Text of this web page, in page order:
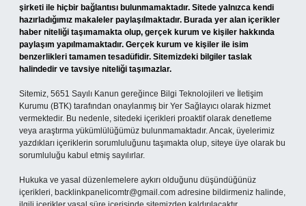
şirketi ile hiçbir bağlantısı bulunmamaktadır. Sitede yalnızca kendi
hazırladığımız makaleler paylaşılmaktadır. Burada yer alan içerikler
haber niteliği taşımamakta olup, gerçek kurum ve kişiler hakkında
paylaşım yapılmamaktadır. Gerçek kurum ve kişiler ile isim
benzerlikleri tamamen tesadüfidir. Sitemizdeki bilgiler taslak
halindedir ve tavsiye niteliği taşımazlar.
Sitemiz, 5651 Sayılı Kanun gereğince Bilgi Teknolojileri ve İletişim
Kurumu (BTK) tarafından onaylanmış bir Yer Sağlayıcı olarak hizmet
vermektedir. Bu nedenle, sitedeki içerikleri proaktif olarak denetleme
veya araştırma yükümlülüğümüz bulunmamaktadır. Ancak, üyelerimiz
yazdıkları içeriklerin sorumluluğunu taşımakta olup, siteye üye olarak bu
sorumluluğu kabul etmiş sayılırlar.
Hukuka ve yasal düzenlemelere aykırı olduğunu düşündüğünüz
içerikleri, backlinkpanelicomtr@gmail.com adresine bildirmeniz halinde,